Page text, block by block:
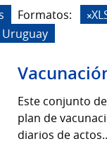
Formatos:
Uruguay
Este conjunto
plan de
diarios de